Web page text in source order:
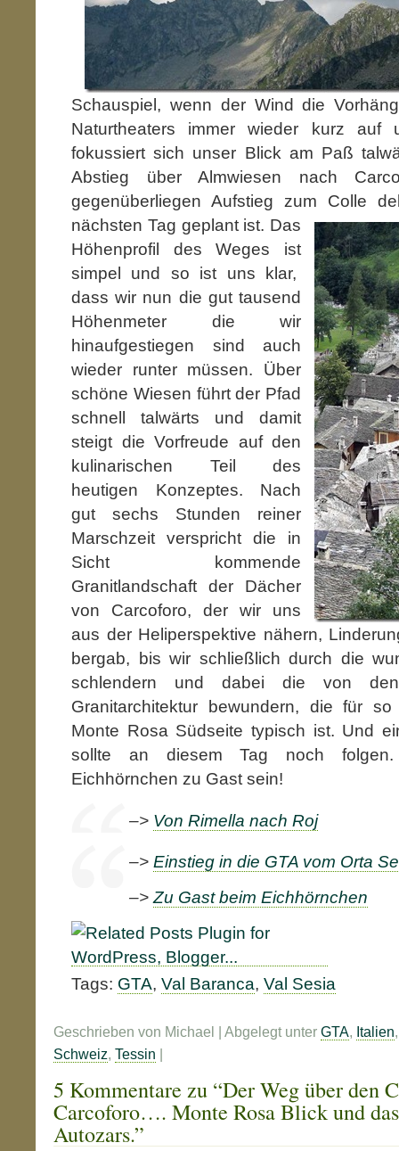
Schauspiel, wenn der Wind die
Naturtheaters immer wieder kurz
fokussiert sich unser Blick am Paß
Abstieg über Almwiesen nach
gegenüberliegen Aufstieg zum Colle
nächsten Tag geplant ist. Das
Höhenprofil des Weges ist
simpel und so ist uns klar,
dass wir nun die gut tausend
Höhenmeter die wir
hinaufgestiegen sind auch
wieder runter müssen. Über
schöne Wiesen führt der Pfad
schnell talwärts und damit
steigt die Vorfreude auf den
kulinarischen Teil des
heutigen Konzeptes. Nach
gut sechs Stunden reiner
Marschzeit verspricht die in
Sicht kommende
Granitlandschaft der Dächer
von Carcoforo, der wir uns
aus der Heliperspektive nähern,
bergab, bis wir schließlich durch die
schlendern und dabei die von den
Granitarchitektur bewundern, die für
Monte Rosa Südseite typisch ist. Und
sollte an diesem Tag noch
Eichhörnchen zu Gast sein!
–> Von Rimella nach Roj
–> Einstieg in die GTA vom Orta
–> Zu Gast beim Eichhörnchen
Tags: GTA, Val Baranca, Val Sesia
Geschrieben von Michael | Abgelegt unter GTA, Italien
Schweiz, Tessin |
5 Kommentare zu “Der Weg über den
Carcoforo…. Monte Rosa Blick und
Autozars.”